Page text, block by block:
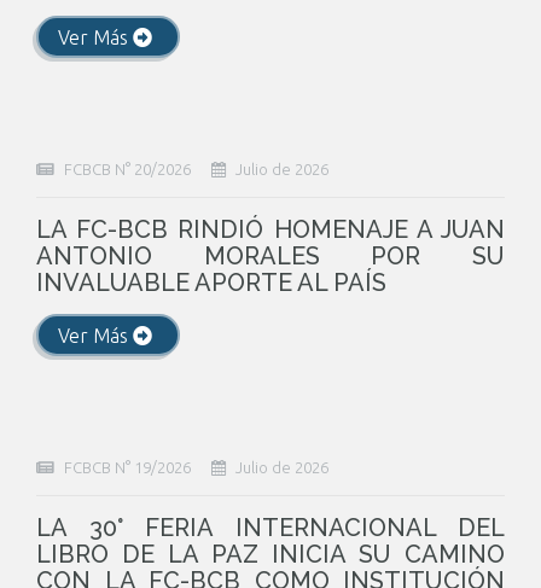
Ver Más
FCBCB N° 20/2026 Julio de 2026
LA FC-BCB RINDIÓ HOMENAJE A JUAN
ANTONIO MORALES POR SU
INVALUABLE APORTE AL PAÍS
Ver Más
FCBCB N° 19/2026 Julio de 2026
LA 30° FERIA INTERNACIONAL DEL
LIBRO DE LA PAZ INICIA SU CAMINO
CON LA FC-BCB COMO INSTITUCIÓN